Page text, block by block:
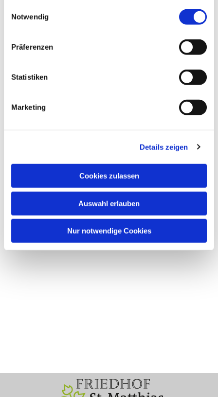
Notwendig
Präferenzen
Statistiken
Marketing
Details zeigen
Cookies zulassen
Auswahl erlauben
Nur notwendige Cookies